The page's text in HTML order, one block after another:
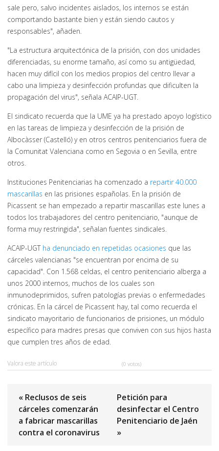
sale pero, salvo incidentes aislados, los internos se están
comportando bastante bien y están siendo cautos y
responsables", añaden.
"La estructura arquitectónica de la prisión, con dos unidades
diferenciadas, su enorme tamaño, así como su antigüedad,
hacen muy difícil con los medios propios del centro llevar a
cabo una limpieza y desinfección profundas que dificulten la
propagación del virus", señala ACAIP-UGT.
El sindicato recuerda que la UME ya ha prestado apoyo logístico
en las tareas de limpieza y desinfección de la prisión de
Albocàsser (Castelló) y en otros centros penitenciarios fuera de
la Comunitat Valenciana como en Segovia o en Sevilla, entre
otros.
Instituciones Penitenciarias ha comenzado a repartir 40.000
mascarillas en las prisiones españolas. En la prisión de
Picassent se han empezado a repartir mascarillas este lunes a
todos los trabajadores del centro penitenciario, "aunque de
forma muy restringida", señalan fuentes sindicales.
ACAIP-UGT ha denunciado en repetidas ocasiones que las
cárceles valencianas "se encuentran por encima de su
capacidad". Con 1.568 celdas, el centro penitenciario alberga a
unos 2000 internos, muchos de los cuales son
inmunodeprimidos, sufren patologías previas o enfermedades
crónicas. En la cárcel de Picassent hay, tal como recuerda el
sindicato mayoritario de funcionarios de prisiones, un módulo
específico para madres presas que conviven con sus hijos hasta
que cumplen tres años de edad.
Valora este artículo (0 votos)
« Reclusos de seis
cárceles comenzarán
a fabricar mascarillas
contra el coronavirus
Petición para
desinfectar el Centro
Penitenciario de Jaén
»